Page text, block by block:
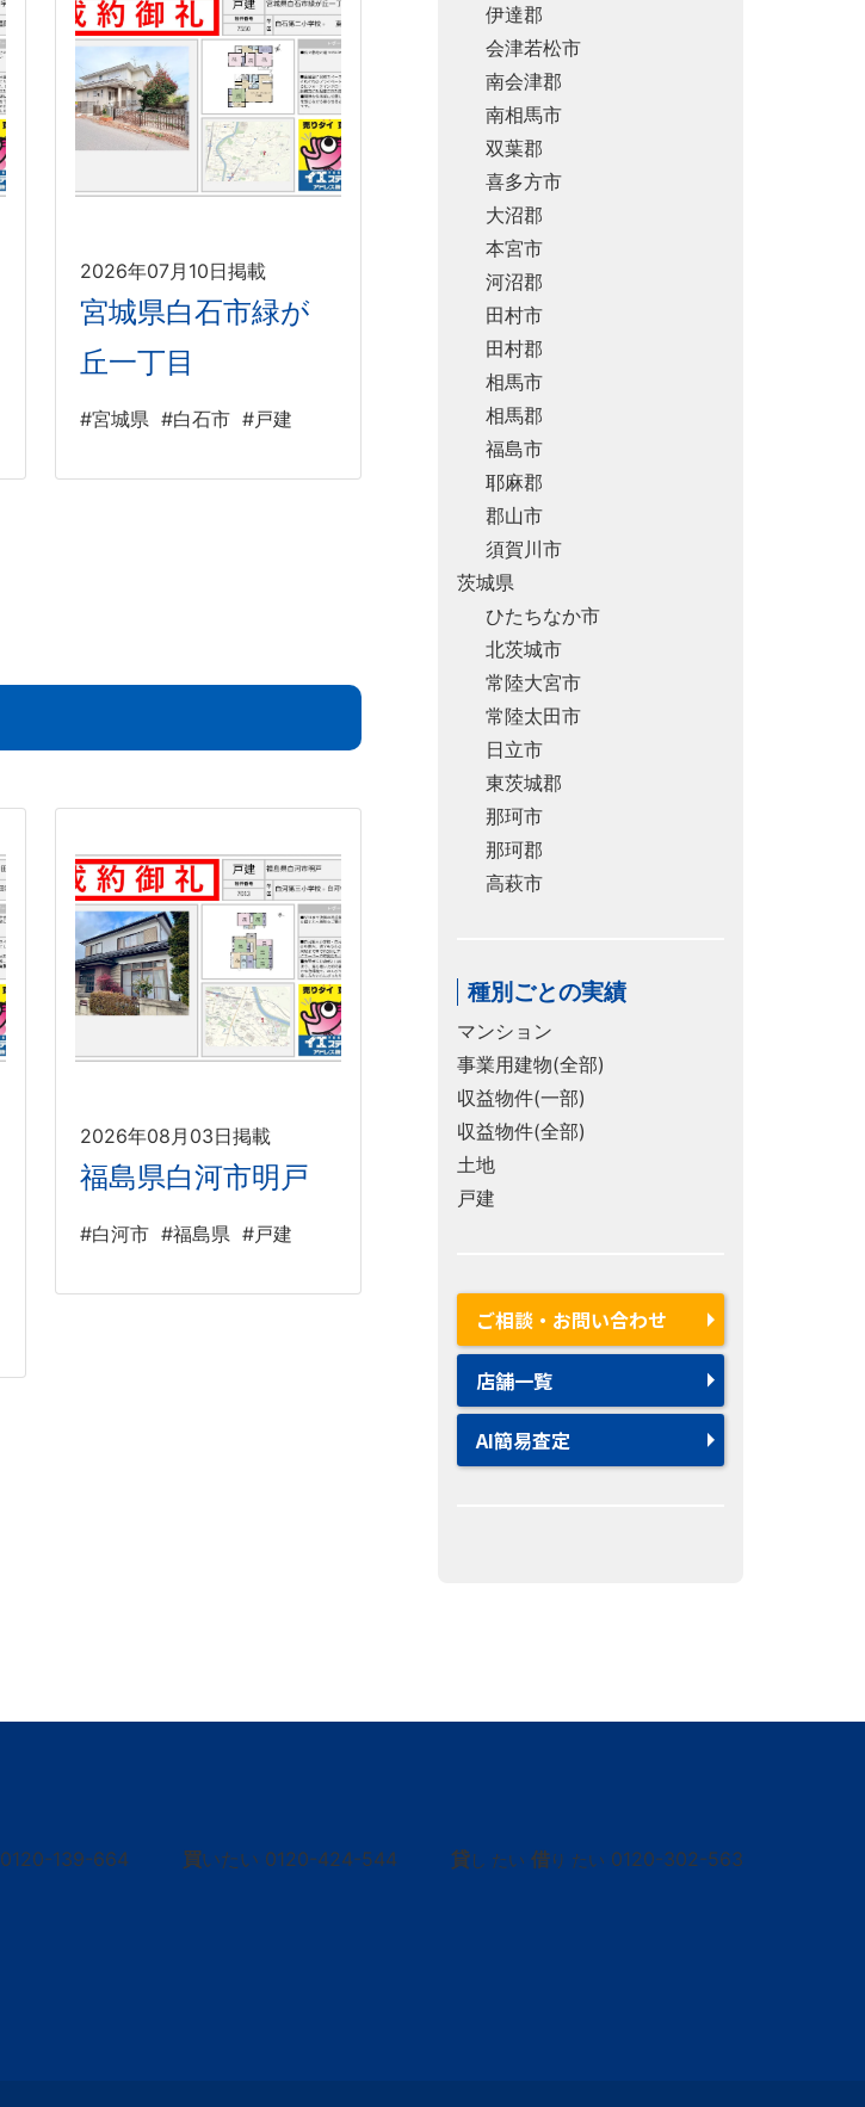
2026年07月10日掲載
宮城県白石市緑が
丘一丁目
#宮城県 #白石市 #戸建
2026年08月03日掲載
福島県白河市明戸
#白河市 #福島県 #戸建
伊達郡
会津若松市
南会津郡
南相馬市
双葉郡
喜多方市
大沼郡
本宮市
河沼郡
田村市
田村郡
相馬市
相馬郡
福島市
耶麻郡
郡山市
須賀川市
茨城県
ひたちなか市
北茨城市
常陸大宮市
常陸太田市
日立市
東茨城郡
那珂市
那珂郡
高萩市
種別ごとの実績
マンション
事業用建物(全部)
収益物件(一部)
収益物件(全部)
土地
戸建
ご相談・お問い合わせ
店舗一覧
AI簡易査定
0120-139-664 買いたい 0120-424-544 貸し たい 借り たい 0120-302-563